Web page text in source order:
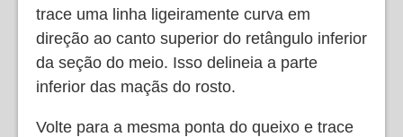
trace uma linha ligeiramente curva em
direção ao canto superior do retângulo inferior
da seção do meio. Isso delineia a parte
inferior das maçãs do rosto.
Volte para a mesma ponta do queixo e trace